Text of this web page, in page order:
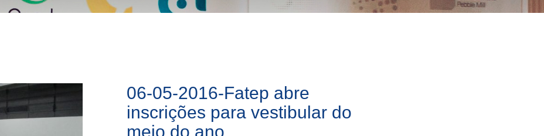
06-05-2016-Fatep abre
inscrições para vestibular do
meio do ano